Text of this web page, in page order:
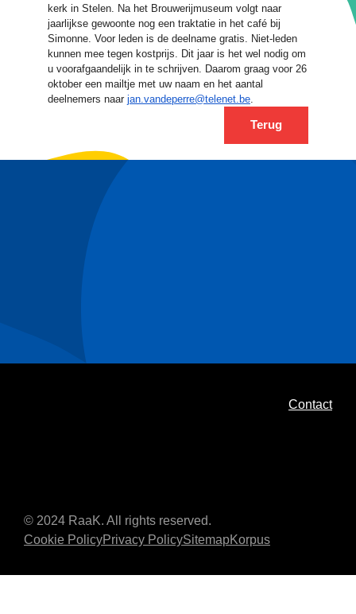
kerk in Stelen. Na het Brouwerijmuseum volgt naar
jaarlijkse gewoonte nog een traktatie in het café bij
Simonne. Voor leden is de deelname gratis. Niet-leden
kunnen mee tegen kostprijs. Dit jaar is het wel nodig om
u voorafgaandelijk in te schrijven. Daarom graag voor 26
oktober een mailtje met uw naam en het aantal
deelnemers naar jan.vandeperre@telenet.be.
Terug
Contact
© 2024 RaaK. All rights reserved.
Cookie PolicyPrivacy PolicySitemapKorpus